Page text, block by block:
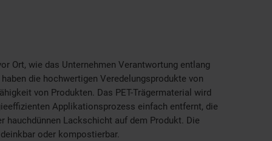
Ort, wie das Unternehmen Verantwortung entlang
die hochwertigen Veredelungsprodukte von
von Produkten. Das PET-Trägermaterial wird
Applikationsprozess einfach entfernt, die
hauchdünnen Lackschicht auf dem Produkt. Die
oder kompostierbar.